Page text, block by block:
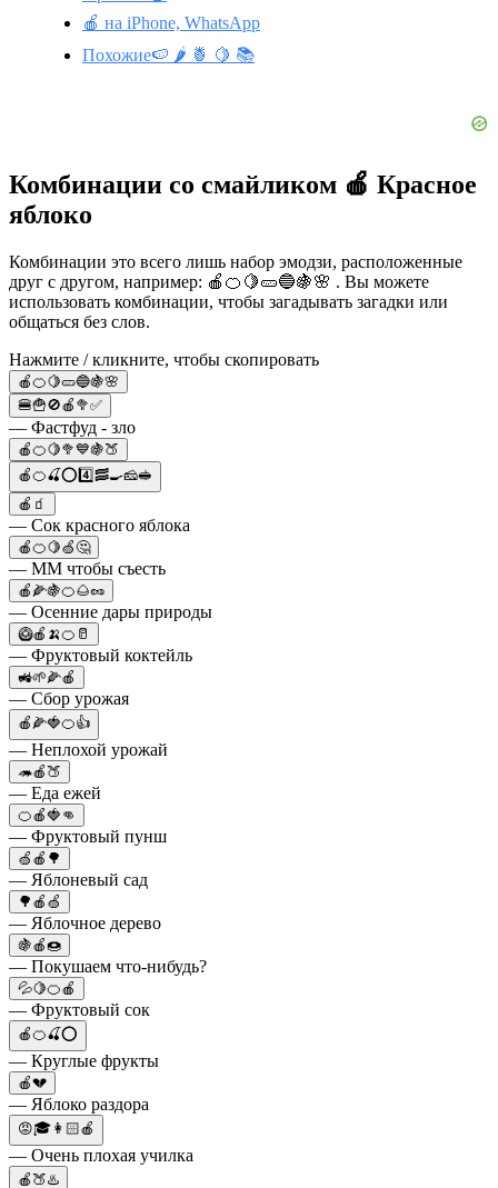
🍎 на iPhone, WhatsApp
Похожие🍉 🌶️ 🍍 🍋 📚
Комбинации со смайликом 🍎 Красное
яблоко
Комбинации это всего лишь набор эмодзи, расположенные
друг с другом, например: 🍎🍊🍋🥒🔵🍇🌸 . Вы можете
использовать комбинации, чтобы загадывать загадки или
общаться без слов.
Нажмите / кликните, чтобы скопировать
🍎🍊🍋🥒🔵🍇🌸
🍔🍟🚫🍎🥦✅
— Фастфуд - зло
🍎🍊🍋🥦💙🍇🍑
🍎🍊🍒⭕️4️⃣🥓🍳🧀🥪
🍎🧃
— Сок красного яблока
🍎🍊🍋🍏🤔
— ММ чтобы съесть
🍎🌽🍇🍊🌰🥜
— Осенние дары природы
🥝🍎🍌🍊🥛
— Фруктовый коктейль
🚜🌱🌽🍎
— Сбор урожая
🍎🌽🍓🍊👍
— Неплохой урожай
🦔🍎🍑
— Еда ежей
🍊🍎🍓👊
— Фруктовый пунш
🍏🍎🌳
— Яблоневый сад
🌳🍎🍏
— Яблочное дерево
🍇🍎🍩
— Покушаем что-нибудь?
💦🍋🍊🍎
— Фруктовый сок
🍎🍊🍒⭕️
— Круглые фрукты
🍎💔
— Яблоко раздора
😡🎓👩🏻🍎
— Очень плохая училка
🍎🍑♨️